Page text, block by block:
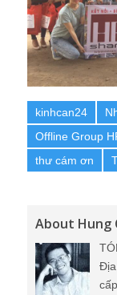
kinhcan24
Offline Group
thư cám ơn
About Hung
Địa